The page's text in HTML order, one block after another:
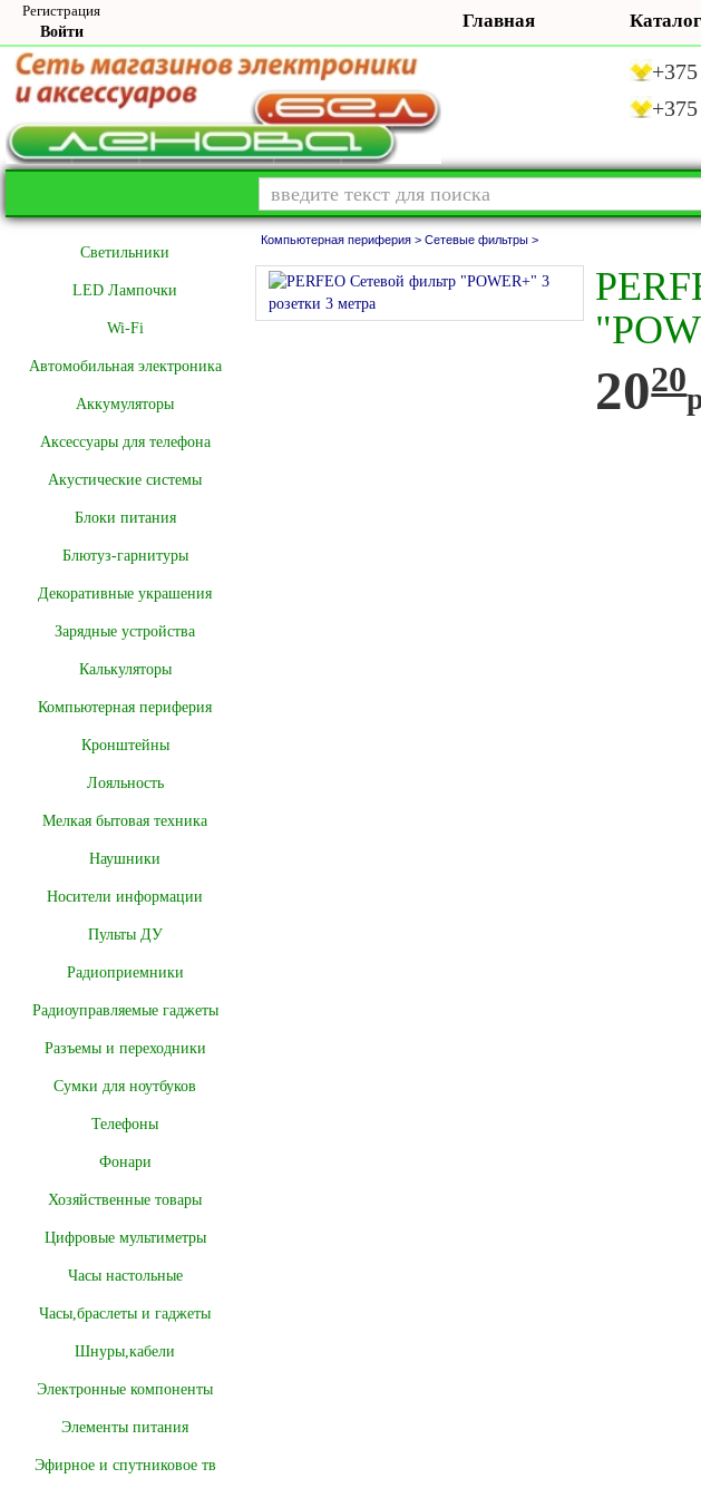
Регистрация
Войти
Главная Каталог
Cветильники
LED Лампочки
Wi-Fi
Автомобильная электроника
Аккумуляторы
Аксессуары для телефона
Акустические системы
Блоки питания
Блютуз-гарнитуры
Декоративные украшения
Зарядные устройства
Калькуляторы
Компьютерная периферия
Кронштейны
Лояльность
Мелкая бытовая техника
Наушники
Носители информации
Пульты ДУ
Радиоприемники
Радиоуправляемые гаджеты
Разъемы и переходники
Сумки для ноутбуков
Телефоны
Фонари
Хозяйственные товары
Цифровые мультиметры
Часы настольные
Часы,браслеты и гаджеты
Шнуры,кабели
Электронные компоненты
Элементы питания
Эфирное и спутниковое тв
Компьютерная периферия > Сетевые фильтры >
2020